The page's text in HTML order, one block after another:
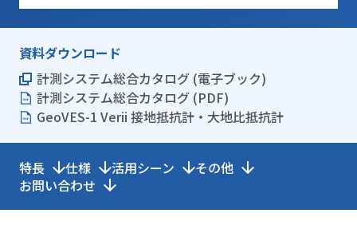
資料ダウンロード
計測システム総合カタログ (電子ブック)
計測システム総合カタログ (PDF)
GeoVES-1 Verii 接地抵抗計・大地比抵抗計
特長 仕様 活用シーン
その他
お問い合わせ